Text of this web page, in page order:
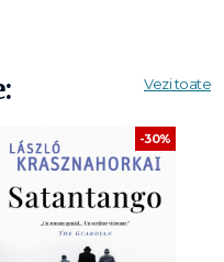
A publicat mai
Romanul său de debut,
(2013), a fost distins cu Prix
Mauriac și Prix
Jurnalist cu opinii
a devenit în 2014
sa pentru insulte la
parte din timp literaturii,
Vezi toate
-30%